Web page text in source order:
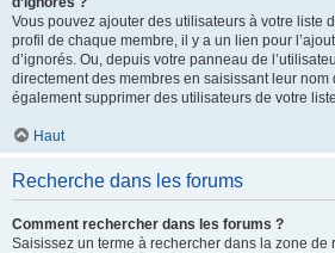
Vous pouvez ajouter des utilisateurs à votre liste
profil de chaque membre, il y a un lien pour
d’ignorés. Ou, depuis votre panneau de
directement des membres en saisissant leur nom
également supprimer des utilisateurs de votre
Haut
Recherche dans les forums
Comment rechercher dans les forums ?
Saisissez un terme à rechercher dans la zone de